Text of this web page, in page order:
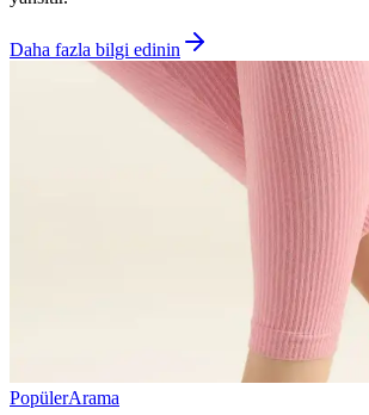
Daha fazla bilgi edinin
PopülerArama